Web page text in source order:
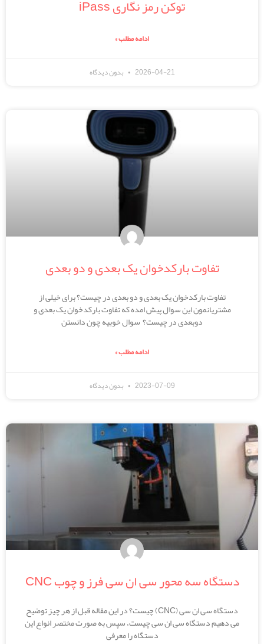
توکن رمز نگاری iPass
ادامه مطلب »
2026-04-21 بدون دیدگاه
تفاوت بارکدخوان یک بعدی و دو بعدی
تفاوت بارکدخوان یک بعدی و دو بعدی در چیست؟ برای خیلی از
مشتریانمون این سوال پیش امده که تفاوت بارکدخوان یک بعدی و
دوبعدی در چیست؟ سوال خوبیه چون دانستن
ادامه مطلب »
2023-07-09 بدون دیدگاه
دستگاه سه محور سی ان سی فرز و چوب CNC
دستگاه سی ان سی (CNC) چیست؟ در این مقاله قبل از هر چیز توضیح
می دهیم دستگاه سی ان سی چیست، سپس به صورت مختصر انواع این
دستگاه را معرفی